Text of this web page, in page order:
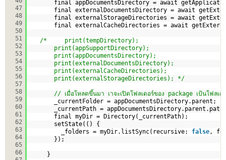
47
48
49
50
51
52
53
54
55
56
57
58
59
60
61
62
63
64
65
66
final appDocumentsDirectory = await
final externalDocumentsDirectory = await
final externalStorageDirectories = await
final externalCacheDirectories = await
/*     print(tempDirectory);
print(appSupportDirectory);
print(appDocumentsDirectory);
print(externalDocumentsDirectory);
print(externalCacheDirectories);
print(externalStorageDirectories); */
// เมื่อโหลดขึ้นมา เาจะเปิดโฟลเดอร์ของ package เป้นโฟลเด
_currentFolder = appDocumentsDirectory.parent;
_currentPath =
final myDir = Directory(_currentPath);
setState(() {
_folders = myDir.listSync(recursive: false,
});
}